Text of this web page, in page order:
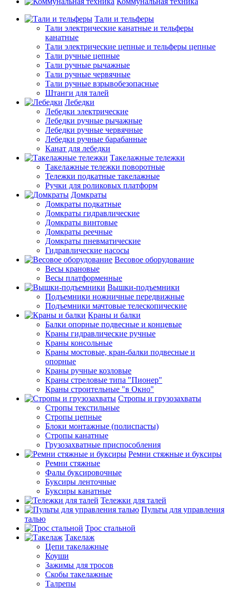
Тали и тельферы
Тали электрические канатные и тельферы
канатные
Тали электрические цепные и тельферы цепные
Тали ручные цепные
Тали ручные рычажные
Тали ручные червячные
Тали ручные взрывобезопасные
Штанги для талей
Лебедки
Лебедки электрические
Лебедки ручные рычажные
Лебедки ручные червячные
Лебедки ручные барабанные
Канат для лебедки
Такелажные тележки
Такелажные тележки поворотные
Тележки подкатные такелажные
Ручки для роликовых платформ
Домкраты
Домкраты подкатные
Домкраты гидравлические
Домкраты винтовые
Домкраты реечные
Домкраты пневматические
Гидравлические насосы
Весовое оборудование
Весы крановые
Весы платформенные
Вышки-подъемники
Подъемники ножничные передвижные
Подъемники мачтовые телескопические
Краны и балки
Балки опорные подвесные и концевые
Краны гидравлические ручные
Краны консольные
Краны мостовые, кран-балки подвесные и
опорные
Краны ручные козловые
Краны стреловые типа "Пионер"
Краны строительные "в Окно"
Стропы и грузозахваты
Стропы текстильные
Стропы цепные
Блоки монтажные (полиспасты)
Стропы канатные
Грузозахватные приспособления
Ремни стяжные и буксиры
Ремни стяжные
Фалы буксировочные
Буксиры ленточные
Буксиры канатные
Тележки для талей
Пульты для управления
талью
Трос стальной
Такелаж
Цепи такелажные
Коуши
Зажимы для тросов
Скобы такелажные
Талрепы